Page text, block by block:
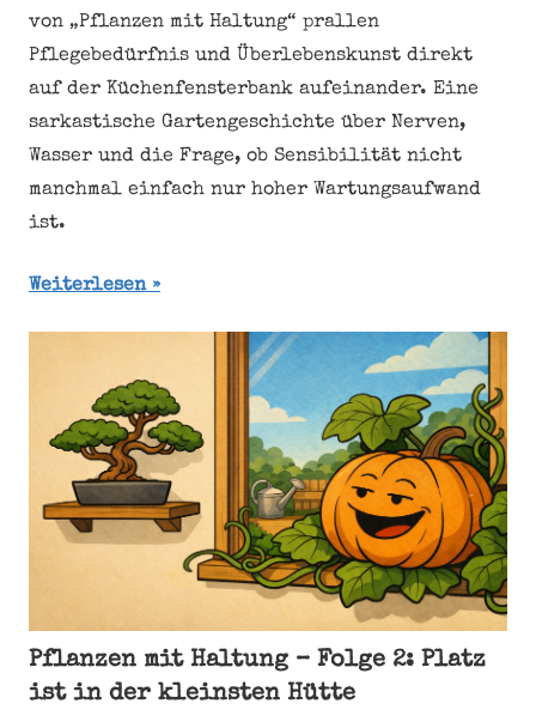
von „Pflanzen mit Haltung“ prallen
Pflegebedürfnis und Überlebenskunst direkt
auf der Küchenfensterbank aufeinander. Eine
sarkastische Gartengeschichte über Nerven,
Wasser und die Frage, ob Sensibilität nicht
manchmal einfach nur hoher Wartungsaufwand
ist.
Weiterlesen
Pflanzen mit Haltung – Folge 2: Platz
ist in der kleinsten Hütte